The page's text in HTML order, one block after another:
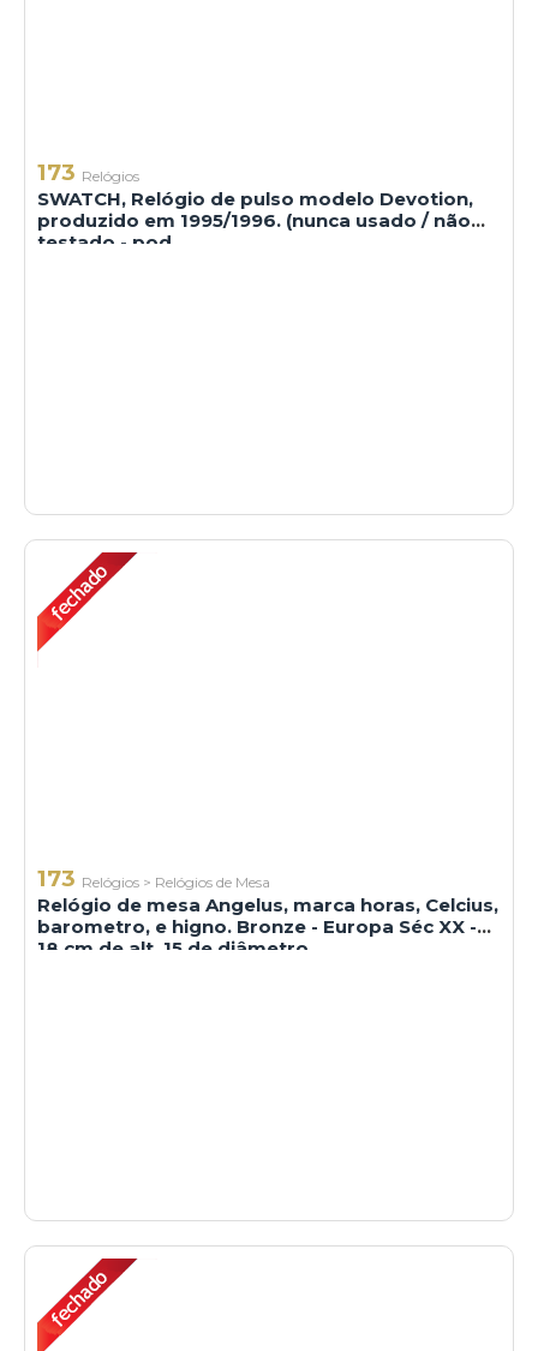
173 Relógios
SWATCH, Relógio de pulso modelo Devotion,
produzido em 1995/1996. (nunca usado / não
testado - pod
173 Relógios > Relógios de Mesa
Relógio de mesa Angelus, marca horas, Celcius,
barometro, e higno. Bronze - Europa Séc XX -
18 cm de alt, 15 de diâmetro